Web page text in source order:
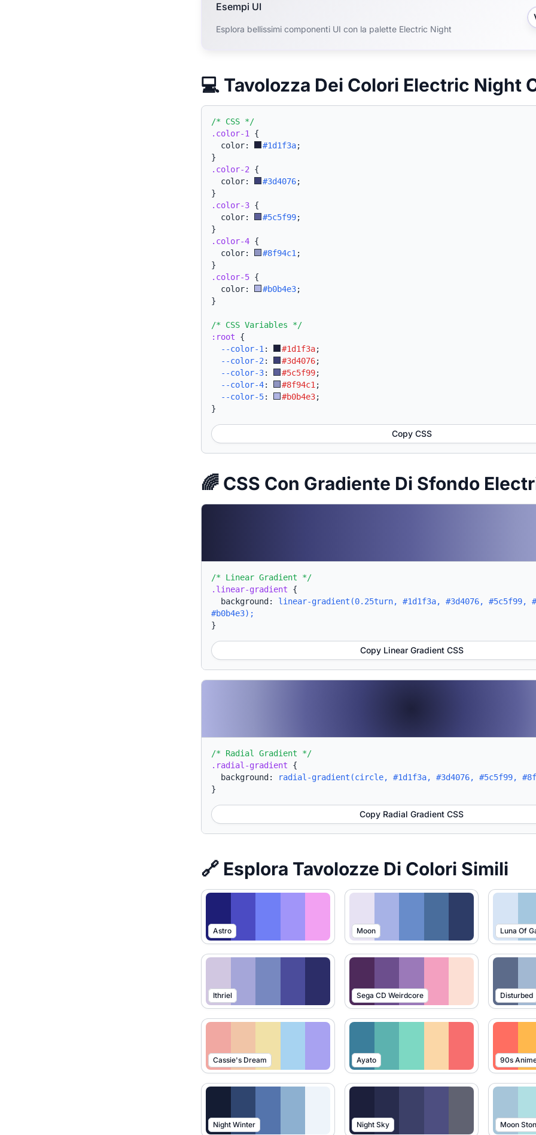
Esempi UI
Esplora bellissimi componenti UI con la palette Electric Night
💻 Tavolozza Dei Colori Electric Night
/* CSS */
.color-1
{
  color:
#1d1f3a;
}
.color-2 {
  color:
#3d4076;
}
.color-3 {
  color:
#5c5f99;
}
.color-4 {
  color:
#8f94c1 ;
}
.color-5 {
  color:
#b0b4e3;
}
/* CSS Variables */
:root {
--color-1 : #1d1f3a;
--color-2 : #3d4076;
--color-3: #5c5f99;
--color-4: #8f94c1 ;
--color-5: #b0b4e3;
}
Copy CSS
🌈 CSS Con Gradiente Di Sfondo
/* Linear Gradient */
.linear-gradient {
background: linear-gradient(0.25turn, #1d1f3a, #3d4076, #5c5f99,
#b0b4e3);
}
Copy Linear Gradient CSS
/* Radial Gradient */
.radial-gradient {
background:
radial-gradient(circle, #1d1f3a, #3d4076, #5c5f99,
}
Copy Radial Gradient CSS
🔗 Esplora Tavolozze Di Colori Simili
Astro Moon Luna Of
Ithriel Sega CD Weirdcore Disturbed
Cassie's Dream Ayato 90s
Night Winter Night Sky Moon